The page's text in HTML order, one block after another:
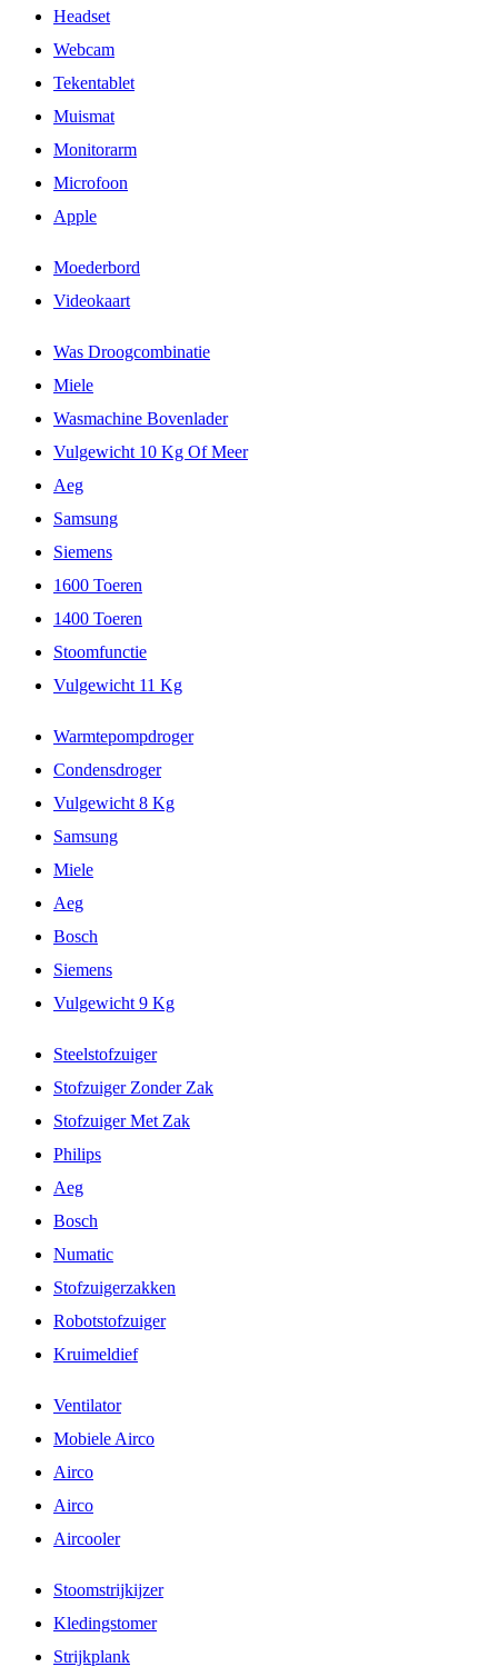
Headset
Webcam
Tekentablet
Muismat
Monitorarm
Microfoon
Apple
Moederbord
Videokaart
Was Droogcombinatie
Miele
Wasmachine Bovenlader
Vulgewicht 10 Kg Of Meer
Aeg
Samsung
Siemens
1600 Toeren
1400 Toeren
Stoomfunctie
Vulgewicht 11 Kg
Warmtepompdroger
Condensdroger
Vulgewicht 8 Kg
Samsung
Miele
Aeg
Bosch
Siemens
Vulgewicht 9 Kg
Steelstofzuiger
Stofzuiger Zonder Zak
Stofzuiger Met Zak
Philips
Aeg
Bosch
Numatic
Stofzuigerzakken
Robotstofzuiger
Kruimeldief
Ventilator
Mobiele Airco
Airco
Airco
Aircooler
Stoomstrijkijzer
Kledingstomer
Strijkplank